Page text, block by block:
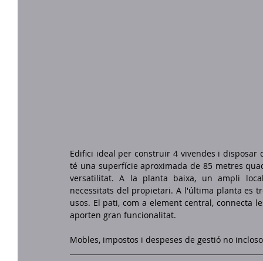
Edifici ideal per construir 4 vivendes i
té una superfície aproximada de 85 metres
versatilitat. A la planta baixa, un ampli
necessitats del propietari. A l'última planta es
usos. El pati, com a element central, connecta
aporten gran funcionalitat.
Mobles, impostos i despeses de gestió no